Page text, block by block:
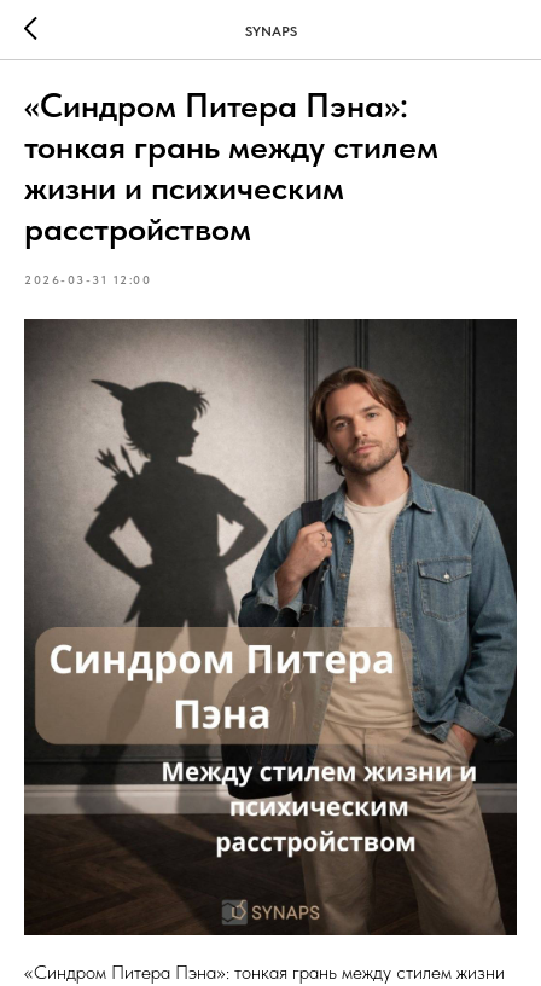
SYNAPS
«Синдром Питера Пэна»:
тонкая грань между стилем
жизни и психическим
расстройством
2026-03-31 12:00
«Синдром Питера Пэна»: тонкая грань между стилем жизни